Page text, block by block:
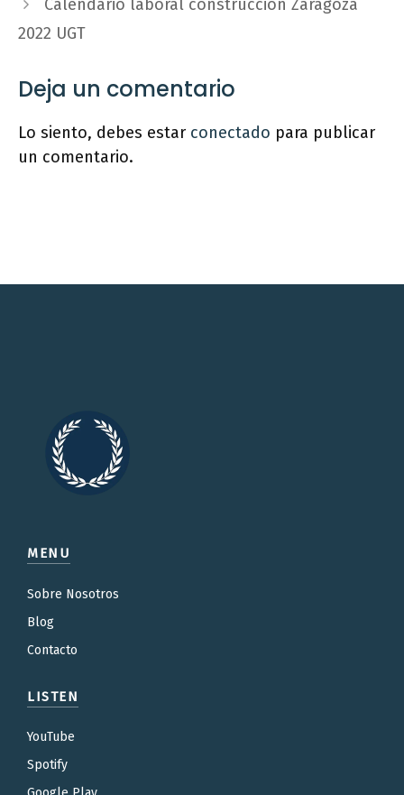
Calendario laboral construcción Zaragoza
2022 UGT
Deja un comentario
Lo siento, debes estar conectado para publicar
un comentario.
MENU
Sobre Nosotros
Blog
Contacto
LISTEN
YouTube
Spotify